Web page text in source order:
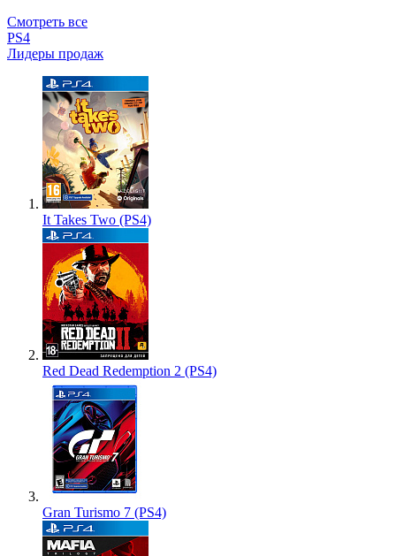
Смотреть все
PS4
Лидеры продаж
It Takes Two (PS4)
Red Dead Redemption 2 (PS4)
Gran Turismo 7 (PS4)